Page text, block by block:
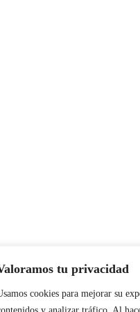
tu privacidad
cookies para mejorar su